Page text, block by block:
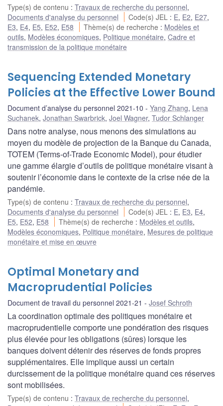
Type(s) de contenu : Travaux de recherche du personnel,
Documents d'analyse du personnel
Code(s) JEL : E, E2, E27,
E3, E4, E5, E52, E58 Thème(s) de recherche : Modèles et
outils, Modèles économiques, Politique monétaire, Cadre et
transmission de la politique monétaire
Sequencing Extended Monetary
Policies at the Effective Lower Bound
Document d’analyse du personnel 2021-10 Yang Zhang, Lena
Suchanek, Jonathan Swarbrick, Joel Wagner, Tudor Schlanger
Dans notre analyse, nous menons des simulations au
moyen du modèle de projection de la Banque du Canada,
TOTEM (Terms-of-Trade Economic Model), pour étudier
une gamme élargie d’outils de politique monétaire visant à
soutenir l’économie dans le contexte de la crise née de la
pandémie.
Type(s) de contenu : Travaux de recherche du personnel,
Documents d'analyse du personnel
Code(s) JEL : E, E3, E4,
E5, E52, E58 Thème(s) de recherche : Modèles et outils,
Modèles économiques, Politique monétaire, Mesures de politique
monétaire et mise en œuvre
Optimal Monetary and
Macroprudential Policies
Document de travail du personnel 2021-21 Josef Schroth
La coordination optimale des politiques monétaire et
macroprudentielle comporte une pondération des risques
plus élevée pour les obligations (sûres) lorsque les
banques doivent détenir des réserves de fonds propres
supplémentaires. Elle implique aussi un certain
durcissement de la politique monétaire quand ces réserves
sont mobilisées.
Type(s) de contenu : Travaux de recherche du personnel,